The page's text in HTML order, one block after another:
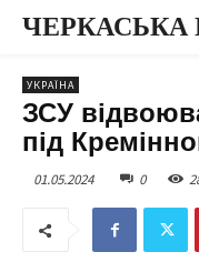
ЧЕРКАСЬКА
УКРАЇНА
ЗСУ
під
01.05.2024 0